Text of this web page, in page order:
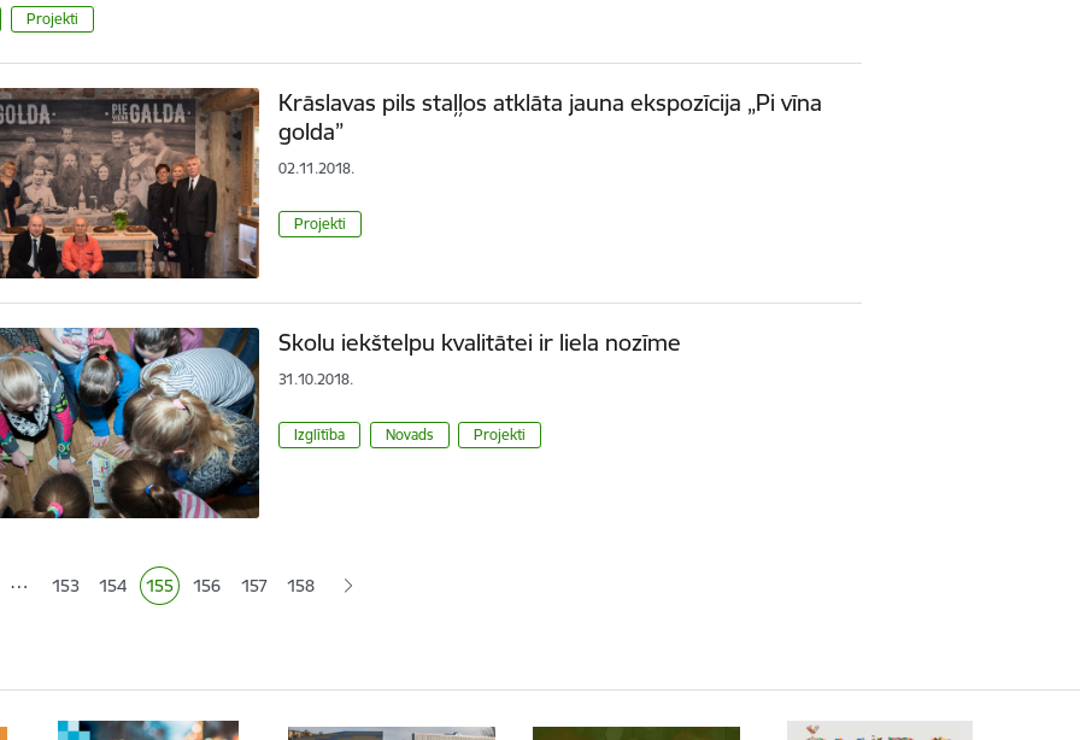
Projekti
Krāslavas pils staļļos atklāta jauna ekspozīcija „Pi vīna
golda”
02.11.2018.
Projekti
Skolu iekštelpu kvalitātei ir liela nozīme
31.10.2018.
Izglītība Novads Projekti
… Lapa
153 Lapa
154 Pašreizējā lapa
155 Lapa
156 Lapa
157 158